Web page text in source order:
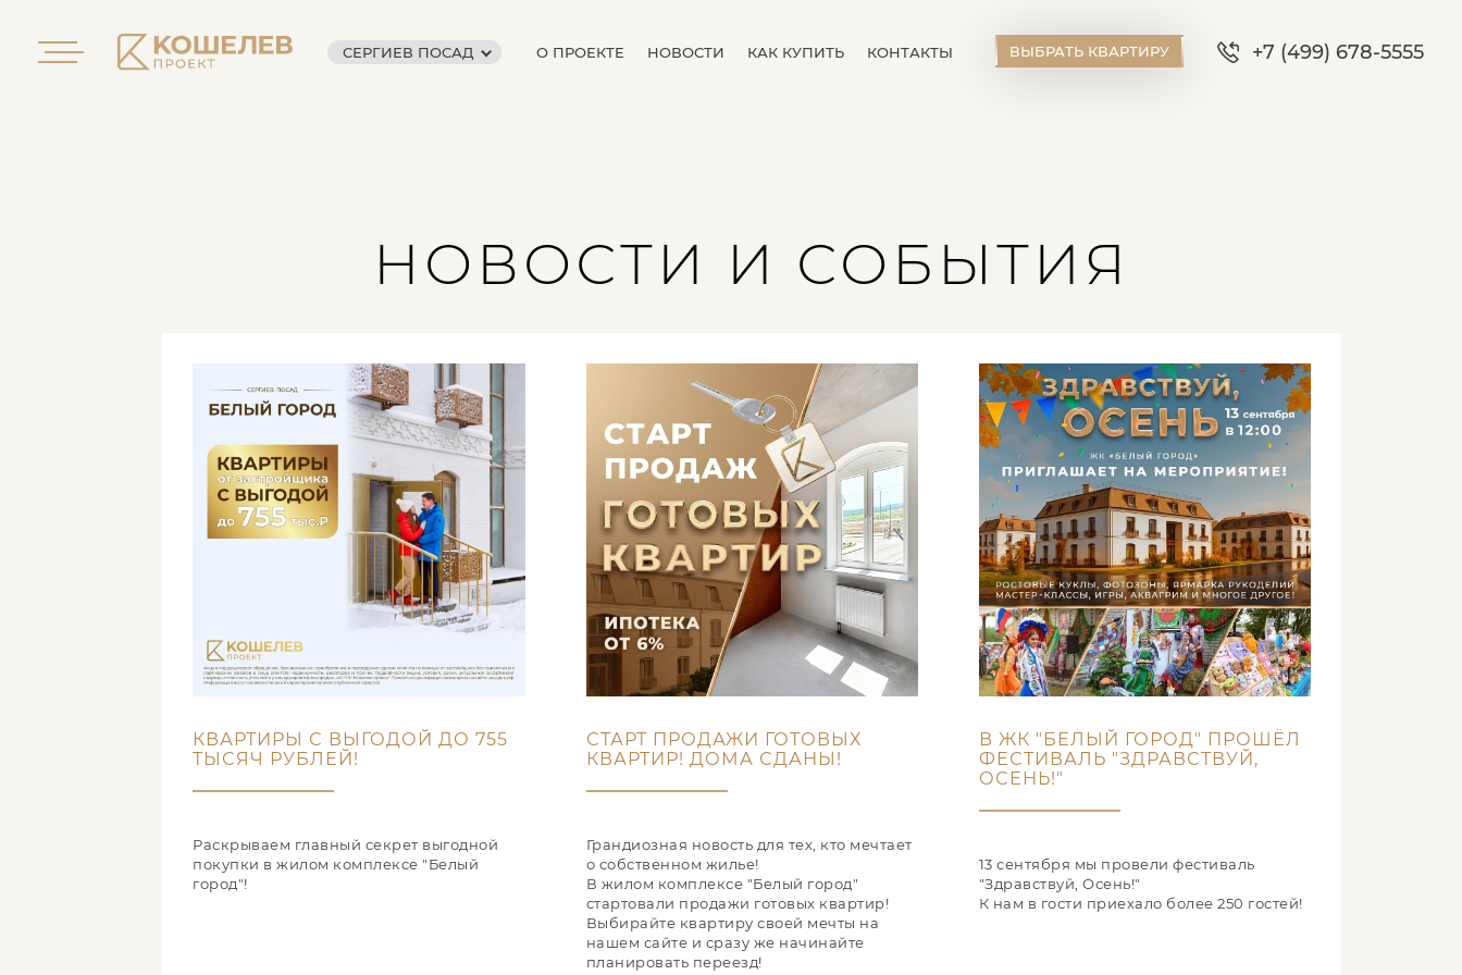
СЕРГИЕВ ПОСАД О ПРОЕКТЕ НОВОСТИ КАК КУПИТЬ КОНТАКТЫ ВЫБРАТЬ КВАРТИРУ +7 (499) 678-5555
НОВОСТИ И СОБЫТИЯ
КВАРТИРЫ С ВЫГОДОЙ ДО 755
ТЫСЯЧ РУБЛЕЙ!
Раскрываем главный секрет выгодной
покупки в жилом комплексе "Белый
город"!
СТАРТ ПРОДАЖИ ГОТОВЫХ
КВАРТИР! ДОМА СДАНЫ!
Грандиозная новость для тех, кто мечтает
о собственном жилье!
В жилом комплексе "Белый город"
стартовали продажи готовых квартир!
Выбирайте квартиру своей мечты на
нашем сайте и сразу же начинайте
планировать переезд!
В ЖК "БЕЛЫЙ ГОРОД" ПРОШЁЛ
ФЕСТИВАЛЬ "ЗДРАВСТВУЙ,
ОСЕНЬ!"
13 сентября мы провели фестиваль
"Здравствуй, Осень!"
К нам в гости приехало более 250 гостей!